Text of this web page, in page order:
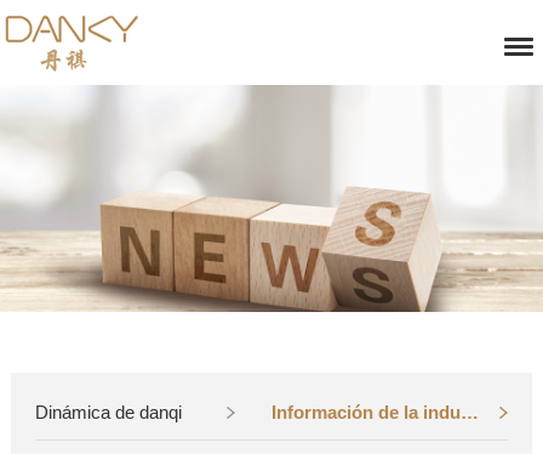
Dinámica de danqi Información de la industria